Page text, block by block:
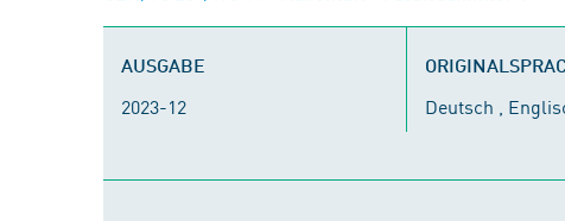
AUSGABE
2023-12 Deutsch ,